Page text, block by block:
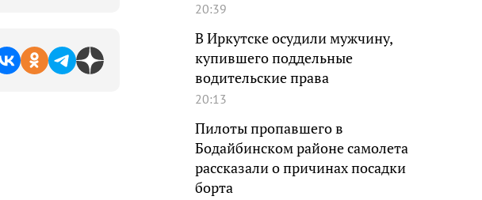
20:39
В Иркутске осудили мужчину,
купившего поддельные
водительские права
20:13
Пилоты пропавшего в
Бодайбинском районе самолета
рассказали о причинах посадки
борта